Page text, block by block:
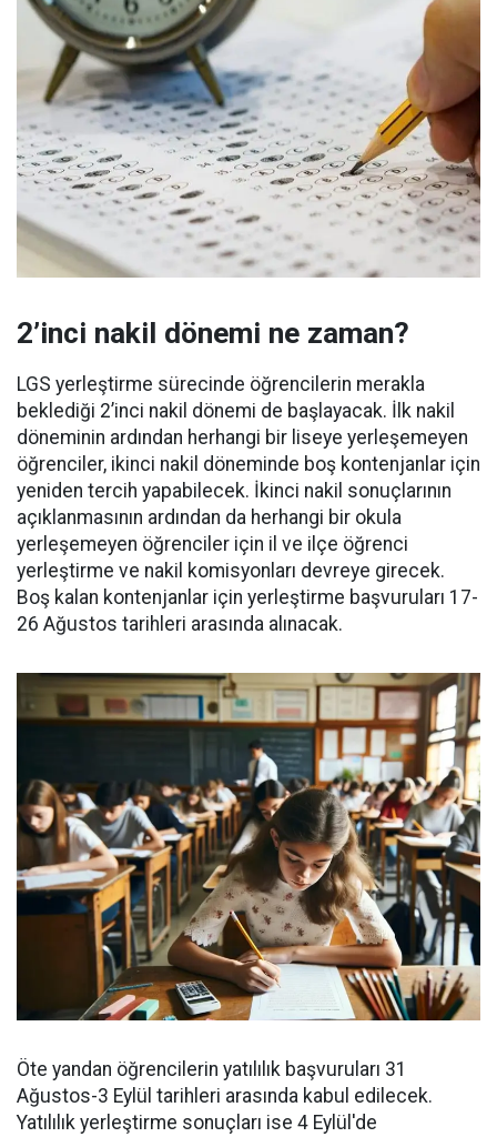
2’inci nakil dönemi ne zaman?
LGS yerleştirme sürecinde öğrencilerin merakla
beklediği 2’inci nakil dönemi de başlayacak. İlk nakil
döneminin ardından herhangi bir liseye yerleşemeyen
öğrenciler, ikinci nakil döneminde boş kontenjanlar için
yeniden tercih yapabilecek. İkinci nakil sonuçlarının
açıklanmasının ardından da herhangi bir okula
yerleşemeyen öğrenciler için il ve ilçe öğrenci
yerleştirme ve nakil komisyonları devreye girecek.
Boş kalan kontenjanlar için yerleştirme başvuruları 17-
26 Ağustos tarihleri arasında alınacak.
Öte yandan öğrencilerin yatılılık başvuruları 31
Ağustos-3 Eylül tarihleri arasında kabul edilecek.
Yatılılık yerleştirme sonuçları ise 4 Eylül'de